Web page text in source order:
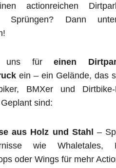
actionreichen
Sprüngen? Dann
uns füreinen
ein – ein Gelände, das
BMXer und Dirtbike-
sind:
aus Holz und Stahl –
wie Whaletales,
oder Wings für mehr